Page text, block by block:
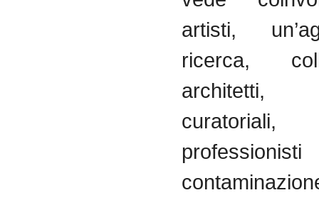
artisti,
ricerca,
architetti
curatoriali
professionisti